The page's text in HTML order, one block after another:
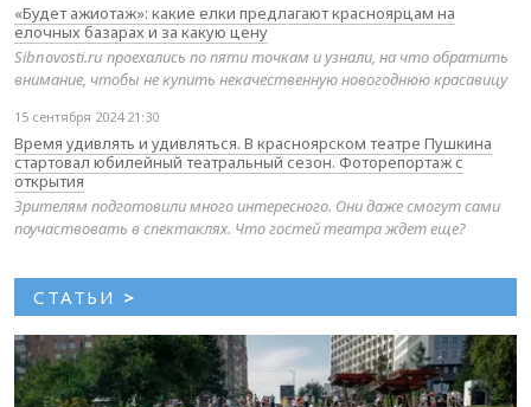
«Будет ажиотаж»: какие елки предлагают красноярцам на
елочных базарах и за какую цену
Sibnovosti.ru проехались по пяти точкам и узнали, на что обратить
внимание, чтобы не купить некачественную новогоднюю красавицу
15 сентября 2024 21:30
Время удивлять и удивляться. В красноярском театре Пушкина
стартовал юбилейный театральный сезон. Фоторепортаж с
открытия
Зрителям подготовили много интересного. Они даже смогут сами
поучаствовать в спектаклях. Что гостей театра ждет еще?
СТАТЬИ >